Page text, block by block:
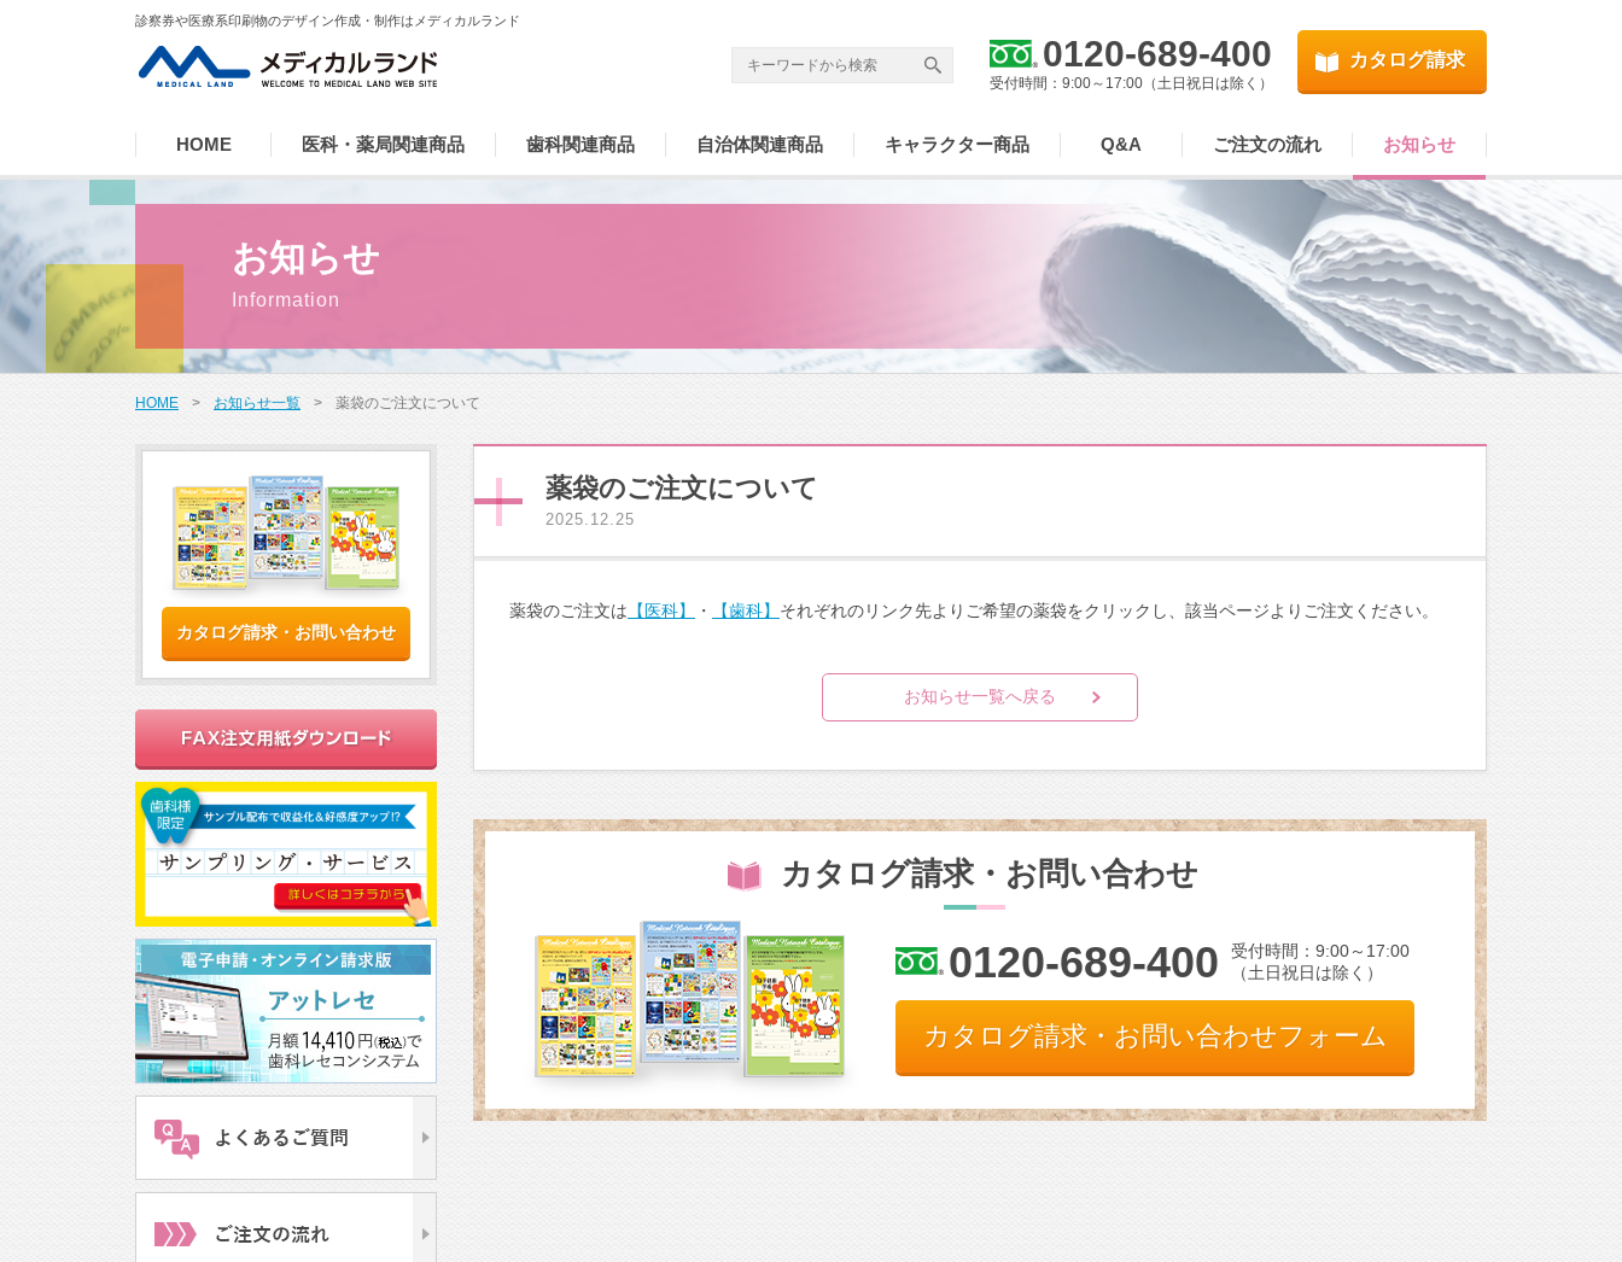
診察券や医療系印刷物のデザイン作成・制作はメディカルランド
0120-689-400
受付時間：9:00～17:00（土日祝日は除く）
カタログ請求
HOME 医科・薬局関連商品 歯科関連商品 自治体関連商品 キャラクター商品 Q&A ご注文の流れ お知らせ
お知らせ
HOME > お知らせ一覧 > 薬袋のご注文について
薬袋のご注文について
薬袋のご注文は 【医科】 ・ 【歯科】 それぞれのリンク先よりご希望の薬袋をクリックし、該当ページよりご注文ください。
お知らせ一覧へ戻る
カタログ請求・お問い合わせ
0120-689-400
受付時間：9:00～17:00
（土日祝日は除く）
カタログ請求・お問い合わせフォーム
カタログ請求・お問い合わせ